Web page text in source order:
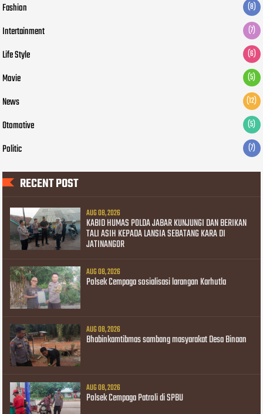
Fashion (8)
Intertainment (7)
Life Style (6)
Movie (5)
News (12)
Otomotive (5)
Politic (7)
RECENT POST
AUG 08, 2026
KABID HUMAS POLDA JABAR KUNJUNGI DAN BERIKAN
TALI ASIH KEPADA LANSIA SEBATANG KARA DI
JATINANGOR
AUG 08, 2026
Polsek Cempaga sosialisasi larangan Karhutla
AUG 08, 2026
Bhabinkamtibmas sambang masyarakat Desa Binaan
AUG 08, 2026
Polsek Cempaga Patroli di SPBU